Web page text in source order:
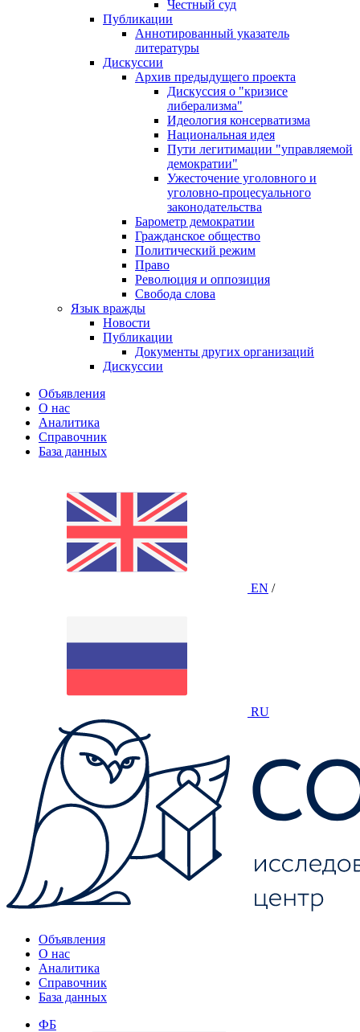
Честный суд
Публикации
Аннотированный указатель
литературы
Дискуссии
Архив предыдущего проекта
Дискуссия о "кризисе
либерализма"
Идеология консерватизма
Национальная идея
Пути легитимации "управляемой
демократии"
Ужесточение уголовного и
уголовно-процесуального
законодательства
Барометр демократии
Гражданское общество
Политический режим
Право
Революция и оппозиция
Свобода слова
Язык вражды
Новости
Публикации
Документы других организаций
Дискуссии
Объявления
О нас
Аналитика
Справочник
База данных
EN /
RU
Объявления
О нас
Аналитика
Справочник
База данных
ФБ